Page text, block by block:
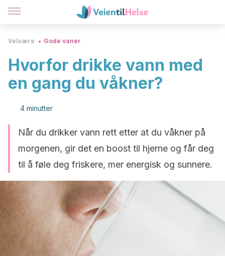
Velvære Gode vaner
Hvorfor drikke vann med
en gang du våkner?
4 minutter
Når du drikker vann rett etter at du våkner på
morgenen, gir det en boost til hjerne og får deg
til å føle deg friskere, mer energisk og sunnere.